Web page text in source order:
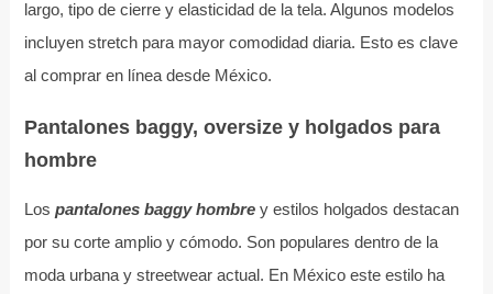
largo, tipo de cierre y elasticidad de la tela. Algunos modelos
incluyen stretch para mayor comodidad diaria. Esto es clave
al comprar en línea desde México.
Pantalones baggy, oversize y holgados para
hombre
Los pantalones baggy hombrey estilos holgados destacan
por su corte amplio y cómodo. Son populares dentro de la
moda urbana y streetwear actual. En México este estilo ha